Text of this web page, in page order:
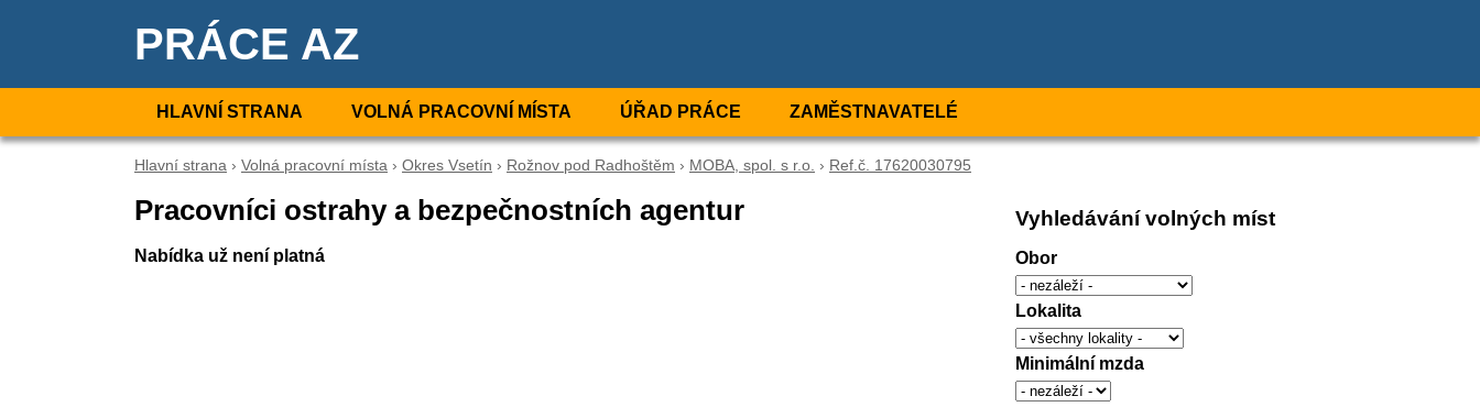
PRÁCE AZ
HLAVNÍ STRANA VOLNÁ PRACOVNÍ MÍSTA ÚŘAD PRÁCE ZAMĚSTNAVATELÉ
Hlavní strana › Volná pracovní místa › Okres Vsetín › Rožnov pod Radhoštěm › MOBA, spol. s r.o. › Ref.č. 17620030795
Pracovníci ostrahy a bezpečnostních agentur
Nabídka už není platná
Vyhledávání volných míst
Obor
Lokalita
Minimální mzda